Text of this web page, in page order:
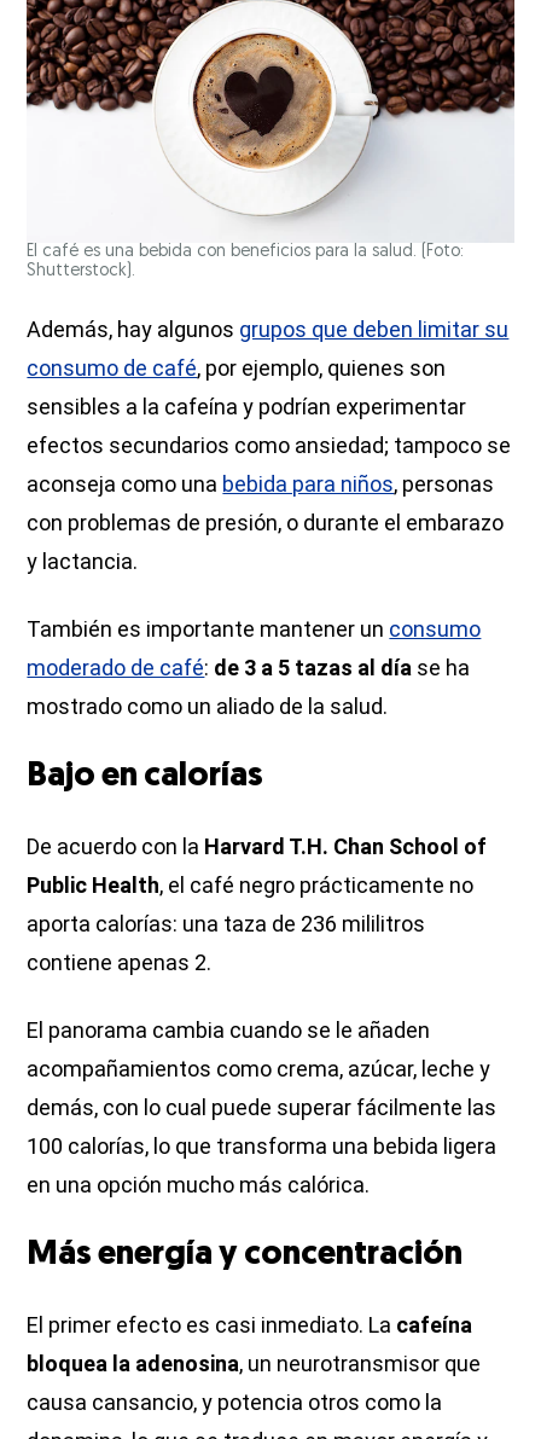
El café es una bebida con beneficios para la salud. (Foto:
Shutterstock).
Además, hay algunos grupos que deben limitar su
consumo de café, por ejemplo, quienes son
sensibles a la cafeína y podrían experimentar
efectos secundarios como ansiedad; tampoco se
aconseja como una bebida para niños, personas
con problemas de presión, o durante el embarazo
y lactancia.
También es importante mantener un consumo
moderado de café: de 3 a 5 tazas al día se ha
mostrado como un aliado de la salud.
Bajo en calorías
De acuerdo con la Harvard T.H. Chan School of
Public Health, el café negro prácticamente no
aporta calorías: una taza de 236 mililitros
contiene apenas 2.
El panorama cambia cuando se le añaden
acompañamientos como crema, azúcar, leche y
demás, con lo cual puede superar fácilmente las
100 calorías, lo que transforma una bebida ligera
en una opción mucho más calórica.
Más energía y concentración
El primer efecto es casi inmediato. La cafeína
bloquea la adenosina, un neurotransmisor que
causa cansancio, y potencia otros como la